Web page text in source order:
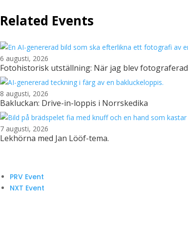
Related Events
6 augusti, 2026
Fotohistorisk utställning: När jag blev fotograferad
8 augusti, 2026
Bakluckan: Drive-in-loppis i Norrskedika
7 augusti, 2026
Lekhörna med Jan Lööf-tema.
PRV Event
NXT Event